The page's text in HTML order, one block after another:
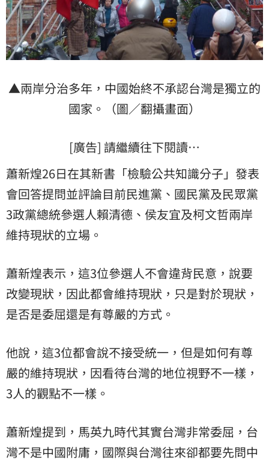
▲兩岸分治多年，中國始終不承認台灣是獨立的
國家。（圖／翻攝畫面）
[廣告] 請繼續往下閱讀…
蕭新煌26日在其新書「檢驗公共知識分子」發表
會回答提問並評論目前民進黨、國民黨及民眾黨
3政黨總統參選人賴清德、侯友宜及柯文哲兩岸
維持現狀的立場。
蕭新煌表示，這3位參選人不會違背民意，說要
改變現狀，因此都會維持現狀，只是對於現狀，
是否是委屈還是有尊嚴的方式。
他說，這3位都會說不接受統一，但是如何有尊
嚴的維持現狀，因看待台灣的地位視野不一樣，
3人的觀點不一樣。
蕭新煌提到，馬英九時代其實台灣非常委屈，台
灣不是中國附庸，國際與台灣往來卻都要先問中